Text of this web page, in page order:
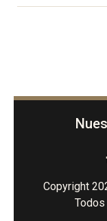
Copyright